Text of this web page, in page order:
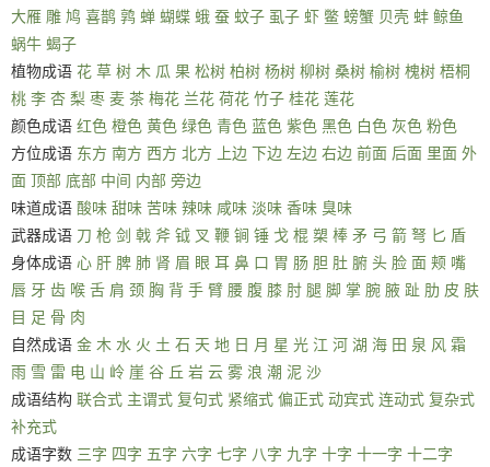
大雁 雕 鸠 喜鹊 鹑 蝉 蝴蝶 蛾 蚕 蚊子 虱子 虾 鳖 螃蟹 贝壳 蚌 鲸鱼
蜗牛 蝎子
植物成语 花 草 树 木 瓜 果 松树 柏树 杨树 柳树 桑树 榆树 槐树 梧桐
桃 李 杏 梨 枣 麦 茶 梅花 兰花 荷花 竹子 桂花 莲花
颜色成语 红色 橙色 黄色 绿色 青色 蓝色 紫色 黑色 白色 灰色 粉色
方位成语 东方 南方 西方 北方 上边 下边 左边 右边 前面 后面 里面 外
面 顶部 底部 中间 内部 旁边
味道成语 酸味 甜味 苦味 辣味 咸味 淡味 香味 臭味
武器成语 刀 枪 剑 戟 斧 钺 叉 鞭 锏 锤 戈 棍 槊 棒 矛 弓 箭 弩 匕 盾
身体成语 心 肝 脾 肺 肾 眉 眼 耳 鼻 口 胃 肠 胆 肚 腑 头 脸 面 颊 嘴
唇 牙 齿 喉 舌 肩 颈 胸 背 手 臂 腰 腹 膝 肘 腿 脚 掌 腕 腋 趾 肋 皮 肤
目 足 骨 肉
自然成语 金 木 水 火 土 石 天 地 日 月 星 光 江 河 湖 海 田 泉 风 霜
雨 雪 雷 电 山 岭 崖 谷 丘 岩 云 雾 浪 潮 泥 沙
成语结构 联合式 主谓式 复句式 紧缩式 偏正式 动宾式 连动式 复杂式
补充式
成语字数 三字 四字 五字 六字 七字 八字 九字 十字 十一字 十二字